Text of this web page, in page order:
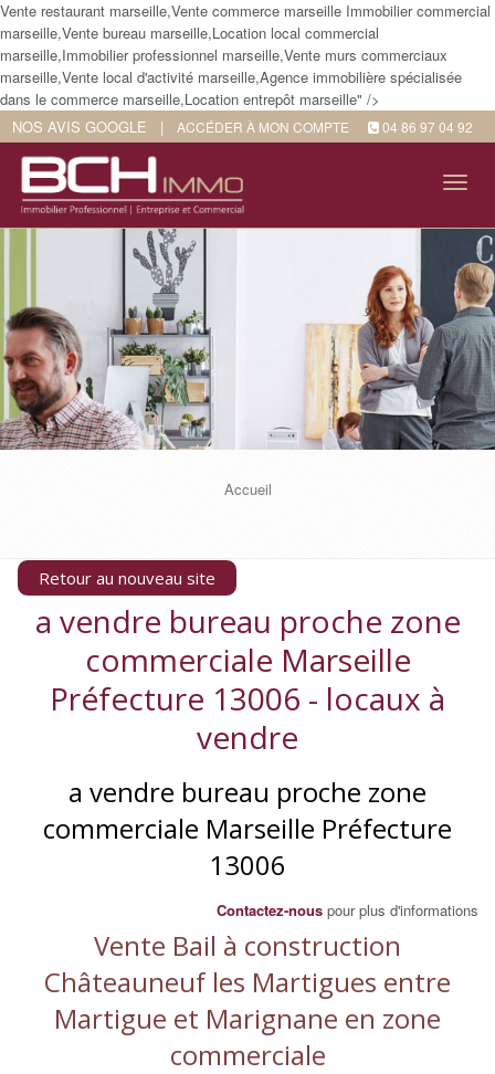
Vente restaurant marseille,Vente commerce marseille Immobilier commercial
marseille,Vente bureau marseille,Location local commercial
marseille,Immobilier professionnel marseille,Vente murs commerciaux
marseille,Vente local d'activité marseille,Agence immobilière spécialisée
dans le commerce marseille,Location entrepôt marseille" />
NOS AVIS GOOGLE
| ACCÉDER À MON COMPTE 04 86 97 04 92
Accueil
Retour au nouveau site
a vendre bureau proche zone
commerciale Marseille
Préfecture 13006 - locaux à
vendre
a vendre bureau proche zone
commerciale Marseille Préfecture
13006
Contactez-nous pour plus d'informations
Vente Bail à construction
Châteauneuf les Martigues entre
Martigue et Marignane en zone
commerciale